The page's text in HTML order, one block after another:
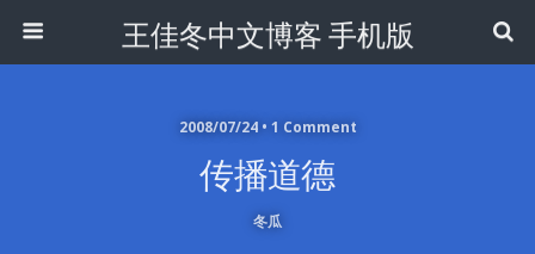
王佳冬中文博客 手机版
2008/07/24 • 1 Comment
传播道德
冬瓜